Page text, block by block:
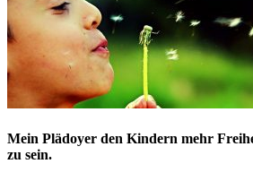
Mein Plädoyer den Kindern mehr
zu sein.